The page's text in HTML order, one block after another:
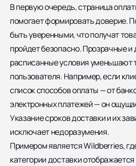
В первую очередь, страница
помогает формировать доверие.
быть уверенными, что получат
пройдет безопасно. Прозрачные и
расписанные условия уменьшают
пользователя. Например, если
список способов оплаты — от
электронных платежей — он
Указание сроков доставки и их
исключает недоразумения.
Примером является Wildberries,
категории доставки